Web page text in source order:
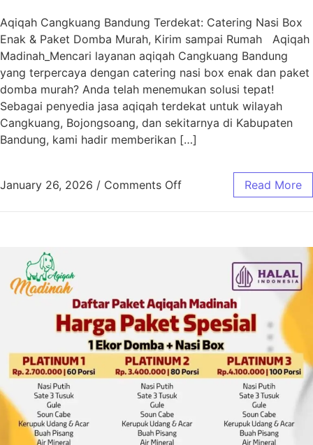
Aqiqah Cangkuang Bandung Terdekat: Catering Nasi Box
Enak & Paket Domba Murah, Kirim sampai Rumah Aqiqah
Madinah_Mencari layanan aqiqah Cangkuang Bandung
yang terpercaya dengan catering nasi box enak dan paket
domba murah? Anda telah menemukan solusi tepat!
Sebagai penyedia jasa aqiqah terdekat untuk wilayah
Cangkuang, Bojongsoang, dan sekitarnya di Kabupaten
Bandung, kami hadir memberikan […]
January 26, 2026 / Comments Off Read More